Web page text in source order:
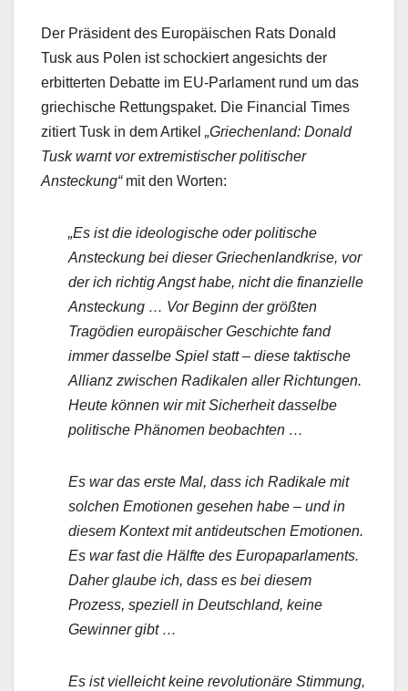
Der Präsident des Europäischen Rats Donald
Tusk aus Polen ist schockiert angesichts der
erbitterten Debatte im EU-Parlament rund um das
griechische Rettungspaket. Die Financial Times
zitiert Tusk in dem Artikel „Griechenland: Donald
Tusk warnt vor extremistischer politischer
Ansteckung“mit den Worten:
„Es ist die ideologische oder politische
Ansteckung bei dieser Griechenlandkrise, vor
der ich richtig Angst habe, nicht die finanzielle
Ansteckung … Vor Beginn der größten
Tragödien europäischer Geschichte fand
immer dasselbe Spiel statt – diese taktische
Allianz zwischen Radikalen aller Richtungen.
Heute können wir mit Sicherheit dasselbe
politische Phänomen beobachten …
Es war das erste Mal, dass ich Radikale mit
solchen Emotionen gesehen habe – und in
diesem Kontext mit antideutschen Emotionen.
Es war fast die Hälfte des Europaparlaments.
Daher glaube ich, dass es bei diesem
Prozess, speziell in Deutschland, keine
Gewinner gibt …
Es ist vielleicht keine revolutionäre Stimmung,